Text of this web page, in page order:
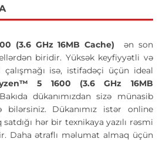
(3.6 GHz 16MB Cache) ən son
biridir. Yüksək keyfiyyətli və
isə, istifadəçi üçün ideal
5 1600 (3.6 GHz 16MB
dükanımızdan sizə münasib
Dükanımız istər online
hər bir texnikaya yazılı rəsmi
Daha ətraflı məlumat almaq üçün